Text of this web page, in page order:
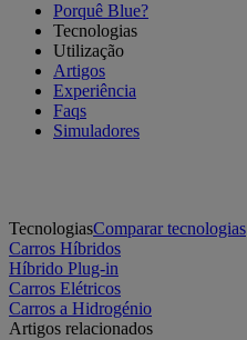
Porquê Blue?
Tecnologias
Utilização
Artigos
Experiência
Faqs
Simuladores
TecnologiasComparar tecnologias
Carros Híbridos
Híbrido Plug-in
Carros Elétricos
Carros a Hidrogénio
Artigos relacionados